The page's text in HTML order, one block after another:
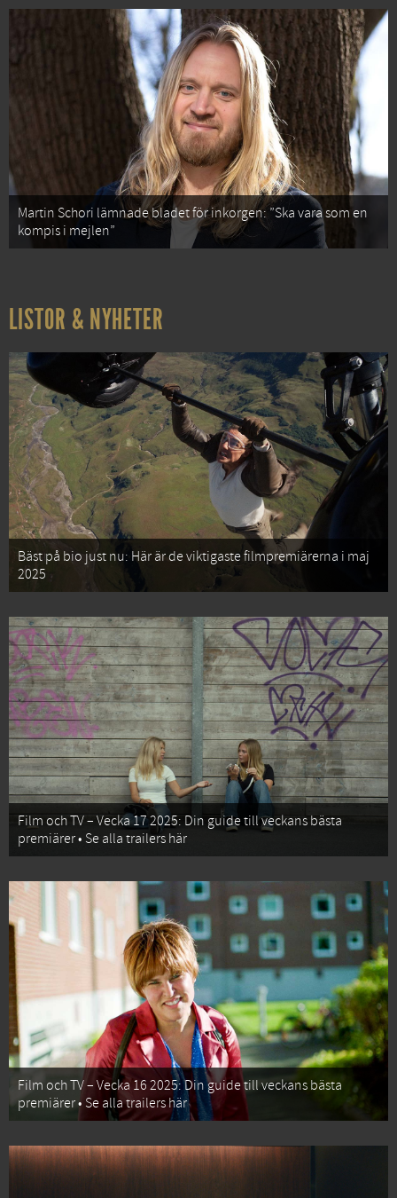
Martin Schori lämnade bladet för inkorgen: ”Ska vara som en
kompis i mejlen”
LISTOR & NYHETER
Bäst på bio just nu: Här är de viktigaste filmpremiärerna i maj
2025
Film och TV – Vecka 17 2025: Din guide till veckans bästa
premiärer • Se alla trailers här
Film och TV – Vecka 16 2025: Din guide till veckans bästa
premiärer • Se alla trailers här